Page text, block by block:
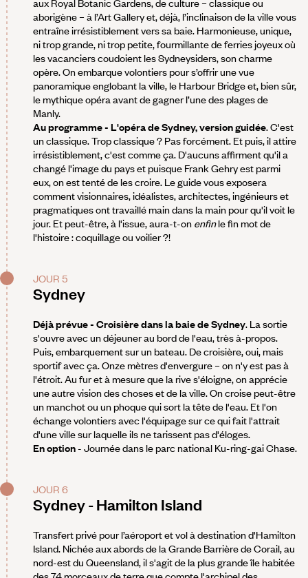
aux Royal Botanic Gardens, de culture – classique ou
aborigène – à l’Art Gallery et, déjà, l’inclinaison de la ville vous
entraîne irrésistiblement vers sa baie. Harmonieuse, unique,
ni trop grande, ni trop petite, fourmillante de ferries joyeux où
les vacanciers coudoient les Sydneysiders, son charme
opère. On embarque volontiers pour s’offrir une vue
panoramique englobant la ville, le Harbour Bridge et, bien sûr,
le mythique opéra avant de gagner l’une des plages de
Manly.
Au programme - L'opéra de Sydney, version guidée. C'est
un classique. Trop classique ? Pas forcément. Et puis, il attire
irrésistiblement, c'est comme ça. D'aucuns affirment qu'il a
changé l'image du pays et puisque Frank Gehry est parmi
eux, on est tenté de les croire. Le guide vous exposera
comment visionnaires, idéalistes, architectes, ingénieurs et
pragmatiques ont travaillé main dans la main pour qu'il voit le
jour. Et peut-être, à l'issue, aura-t-on enfinle fin mot de
l'histoire : coquillage ou voilier ?!
JOUR 5
Sydney
Déjà prévue - Croisière dans la baie de Sydney. La sortie
s'ouvre avec un déjeuner au bord de l'eau, très à-propos.
Puis, embarquement sur un bateau. De croisière, oui, mais
sportif avec ça. Onze mètres d'envergure – on n'y est pas à
l'étroit. Au fur et à mesure que la rive s'éloigne, on apprécie
une autre vision des choses et de la ville. On croise peut-être
un manchot ou un phoque qui sort la tête de l'eau. Et l'on
échange volontiers avec l'équipage sur ce qui fait l'attrait
d'une ville sur laquelle ils ne tarissent pas d'éloges.
En option- Journée dans le parc national Ku-ring-gai Chase.
JOUR 6
Sydney - Hamilton Island
Transfert privé pour l’aéroport et vol à destination d'Hamilton
Island. Nichée aux abords de la Grande Barrière de Corail, au
nord-est du Queensland, il s'agit de la plus grande île habitée